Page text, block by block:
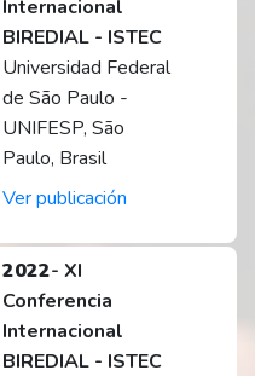
Internacional
BIREDIAL - ISTEC
Universidad Federal
de São Paulo -
UNIFESP, São
Paulo, Brasil
Ver publicación
2022- XI
Conferencia
Internacional
BIREDIAL - ISTEC